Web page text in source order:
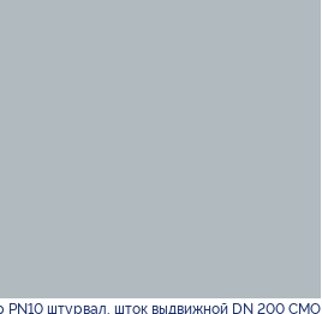
штурвал, шток выдвижной DN 200 CMO